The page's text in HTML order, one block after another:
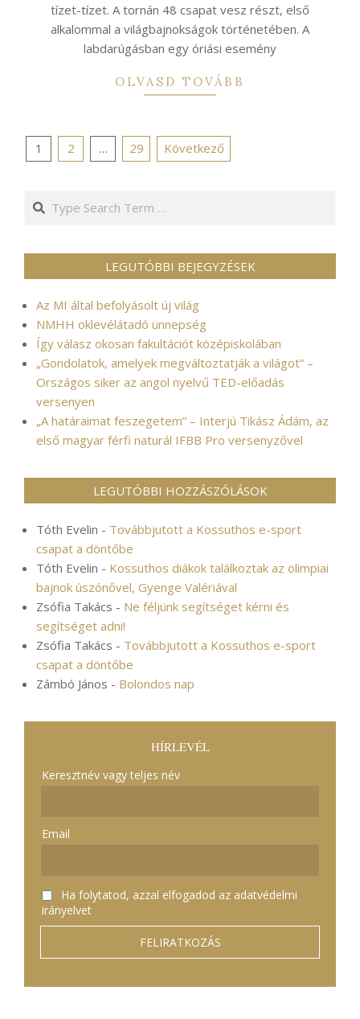
tízet-tízet. A tornán 48 csapat vesz részt, első
alkalommal a világbajnokságok történetében. A
labdarúgásban egy óriási esemény
OLVASD TOVÁBB
Bejegyzések
1 2 … 29 Következő
Search
LEGUTÓBBI BEJEGYZÉSEK
Az MI által befolyásolt új világ
NMHH oklevélátadó ünnepség
Így válasz okosan fakultációt középiskolában
„Gondolatok, amelyek megváltoztatják a világot” –
Országos siker az angol nyelvű TED-előadás
versenyen
„A határaimat feszegetem” – Interjú Tikász Ádám, az
első magyar férfi naturál IFBB Pro versenyzővel
LEGUTÓBBI HOZZÁSZÓLÁSOK
Tóth Evelin - Továbbjutott a Kossuthos e-sport
csapat a döntőbe
Tóth Evelin - Kossuthos diákok találkoztak az olimpiai
bajnok úszónővel, Gyenge Valériával
Zsófia Takács - Ne féljünk segítséget kérni és
segítséget adni!
Zsófia Takács - Továbbjutott a Kossuthos e-sport
csapat a döntőbe
Zámbó János - Bolondos nap
HÍRLEVÉL
Keresztnév vagy teljes név
Email
Ha folytatod, azzal elfogadod az adatvédelmi
irányelvet